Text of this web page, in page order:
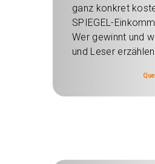
ganz konkret
SPIEGEL-
Wer gewinnt und
und Leser